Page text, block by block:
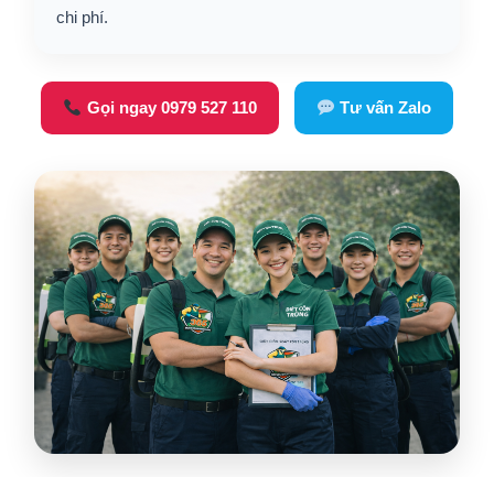
chi phí.
Gọi ngay 0979 527 110 Tư vấn Zalo